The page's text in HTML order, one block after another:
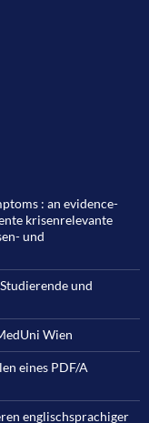
: an evidence-
krisenrelevante
und
und
Wien
eines PDF/A
englischsprachiger